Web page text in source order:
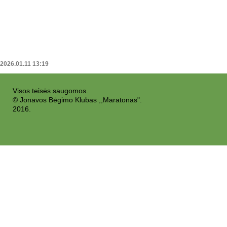
2026.01.11 13:19
Visos teisės saugomos.
© Jonavos Bėgimo Klubas ,,Maratonas".
2016.